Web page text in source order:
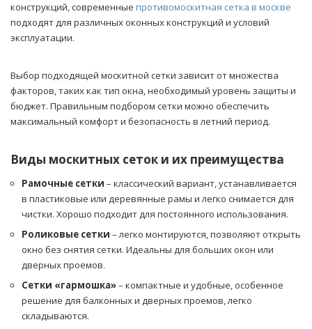
конструкций, современные противомоскитная сетка в москве
подходят для различных оконных конструкций и условий
эксплуатации.
Выбор подходящей москитной сетки зависит от множества
факторов, таких как тип окна, необходимый уровень защиты и
бюджет. Правильным подбором сетки можно обеспечить
максимальный комфорт и безопасность в летний период.
Виды москитных сеток и их преимущества
Рамочные сетки – классический вариант, устанавливается
в пластиковые или деревянные рамы и легко снимается для
чистки. Хорошо подходит для постоянного использования.
Роликовые сетки – легко монтируются, позволяют открыть
окно без снятия сетки. Идеальны для больших окон или
дверных проемов.
Сетки «гармошка»– компактные и удобные, особенное
решение для балконных и дверных проемов, легко
складываются.